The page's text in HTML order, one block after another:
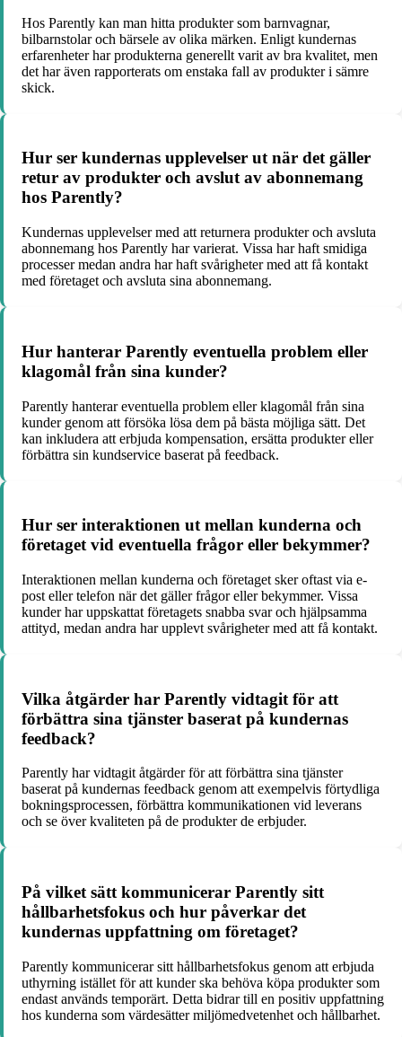
Hos Parently kan man hitta produkter som barnvagnar,
bilbarnstolar och bärsele av olika märken. Enligt kundernas
erfarenheter har produkterna generellt varit av bra kvalitet, men
det har även rapporterats om enstaka fall av produkter i sämre
skick.
Hur ser kundernas upplevelser ut när det gäller
retur av produkter och avslut av abonnemang
hos Parently?
Kundernas upplevelser med att returnera produkter och avsluta
abonnemang hos Parently har varierat. Vissa har haft smidiga
processer medan andra har haft svårigheter med att få kontakt
med företaget och avsluta sina abonnemang.
Hur hanterar Parently eventuella problem eller
klagomål från sina kunder?
Parently hanterar eventuella problem eller klagomål från sina
kunder genom att försöka lösa dem på bästa möjliga sätt. Det
kan inkludera att erbjuda kompensation, ersätta produkter eller
förbättra sin kundservice baserat på feedback.
Hur ser interaktionen ut mellan kunderna och
företaget vid eventuella frågor eller bekymmer?
Interaktionen mellan kunderna och företaget sker oftast via e-
post eller telefon när det gäller frågor eller bekymmer. Vissa
kunder har uppskattat företagets snabba svar och hjälpsamma
attityd, medan andra har upplevt svårigheter med att få kontakt.
Vilka åtgärder har Parently vidtagit för att
förbättra sina tjänster baserat på kundernas
feedback?
Parently har vidtagit åtgärder för att förbättra sina tjänster
baserat på kundernas feedback genom att exempelvis förtydliga
bokningsprocessen, förbättra kommunikationen vid leverans
och se över kvaliteten på de produkter de erbjuder.
På vilket sätt kommunicerar Parently sitt
hållbarhetsfokus och hur påverkar det
kundernas uppfattning om företaget?
Parently kommunicerar sitt hållbarhetsfokus genom att erbjuda
uthyrning istället för att kunder ska behöva köpa produkter som
endast används temporärt. Detta bidrar till en positiv uppfattning
hos kunderna som värdesätter miljömedvetenhet och hållbarhet.